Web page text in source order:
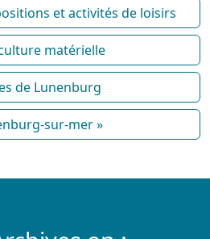
et activités de loisirs
matérielle
de Lunenburg
sur-mer »